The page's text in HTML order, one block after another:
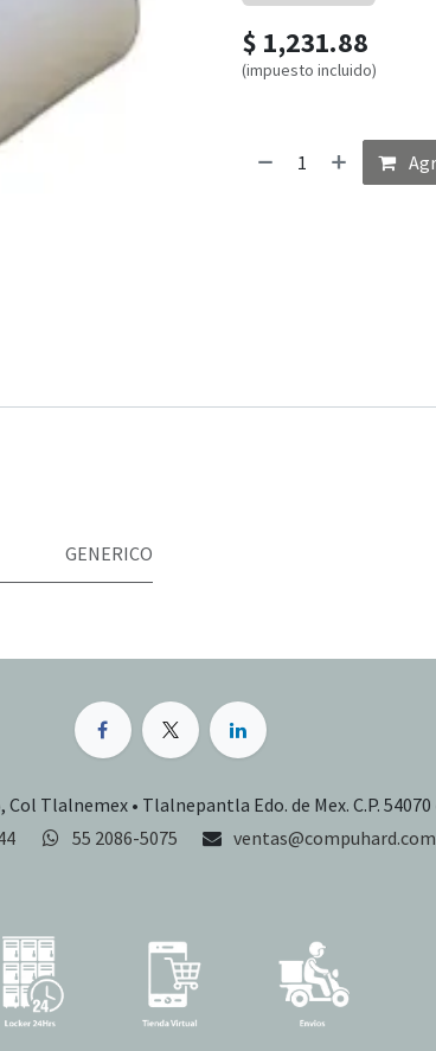
$ 1,231.88
(impuesto incluido)
GENERICO
Tlalnemex • Tlalnepantla Edo. de Mex. C.P. 54070
55 2086-5075